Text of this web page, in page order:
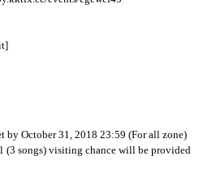
by October 31, 2018 23:59 (For all zone)
(3 songs) visiting chance will be provided